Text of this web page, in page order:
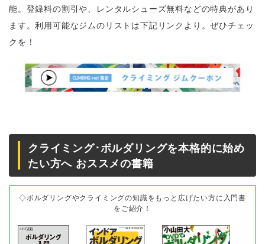
能。登録料の割引や、レンタルシューズ無料などの特典があり
ます。利用可能なジムのリストは下記リンクより。ぜひチェッ
クを！
クライミング･ボルダリングを本格的に始め
たい方へ おススメの書籍
◇ボルダリングやクライミングの知識をもっと広げたい方に入門書
をご紹介！